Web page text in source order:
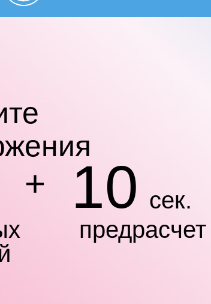
сек.
10
+
предрасчет